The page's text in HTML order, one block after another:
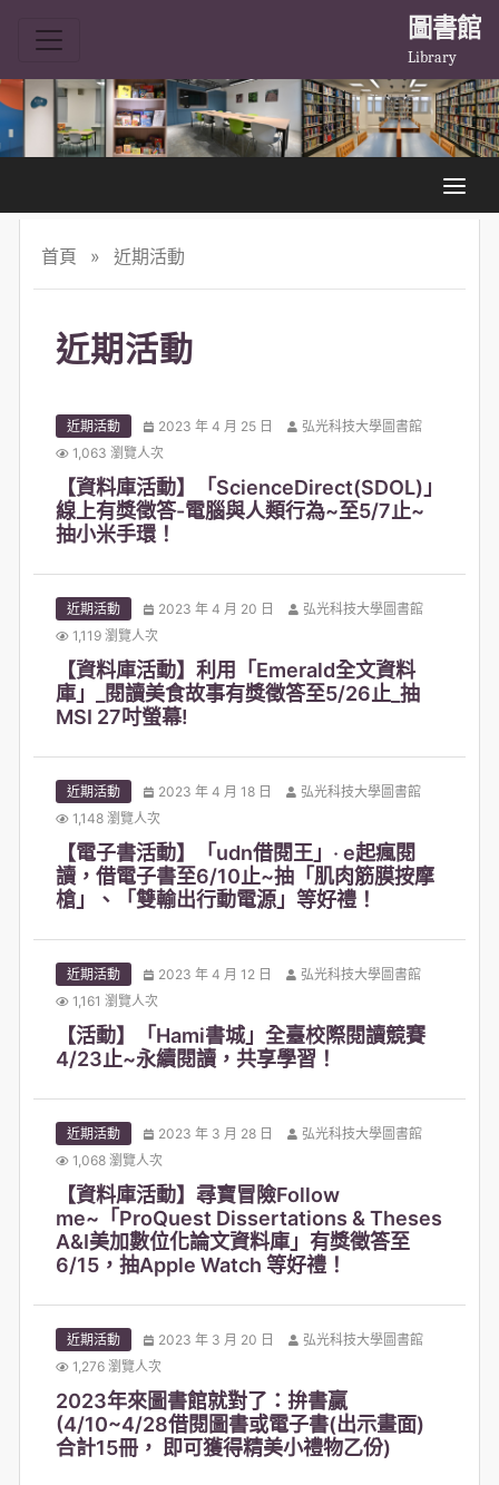
圖書館
Library
首頁 » 近期活動
近期活動
近期活動 2023 年 4 月 25 日
弘光科技大學圖書館
1,063 瀏覽人次
【資料庫活動】「ScienceDirect(SDOL)」
線上有獎徵答-電腦與人類行為~至5/7止~
抽小米手環！
近期活動 2023 年 4 月 20 日
弘光科技大學圖書館
1,119 瀏覽人次
【資料庫活動】利用「Emerald全文資料
庫」_閱讀美食故事有獎徵答至5/26止_抽
MSI 27吋螢幕!
近期活動 2023 年 4 月 18 日
弘光科技大學圖書館
1,148 瀏覽人次
【電子書活動】「udn借閱王」‧ e起瘋閱
讀，借電子書至6/10止~抽「肌肉筋膜按摩
槍」、「雙輸出行動電源」等好禮！
近期活動 2023 年 4 月 12 日
弘光科技大學圖書館
1,161 瀏覽人次
【活動】「Hami書城」全臺校際閱讀競賽
4/23止~永續閱讀，共享學習！
近期活動 2023 年 3 月 28 日
弘光科技大學圖書館
1,068 瀏覽人次
【資料庫活動】尋寶冒險Follow
me~「ProQuest Dissertations & Theses
A&I美加數位化論文資料庫」有獎徵答至
6/15，抽Apple Watch 等好禮！
近期活動 2023 年 3 月 20 日
弘光科技大學圖書館
1,276 瀏覽人次
2023年來圖書館就對了：拚書贏
(4/10~4/28借閱圖書或電子書(出示畫面)
合計15冊， 即可獲得精美小禮物乙份)